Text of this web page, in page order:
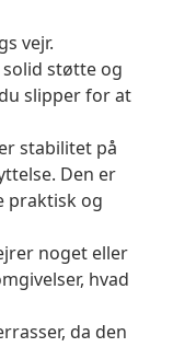
vejr.
støtte og
slipper for at
stabilitet på
Den er
praktisk og
noget eller
hvad
da den